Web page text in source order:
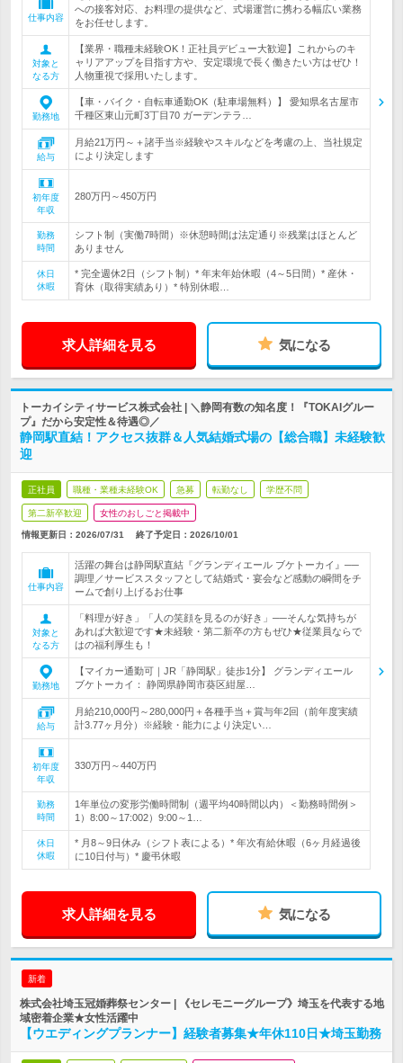
仕事内容
への接客対応、お料理の提供など、式場運営に携わる幅広い業務
をお任せします。
対象と
なる方
【業界・職種未経験OK！正社員デビュー大歓迎】これからのキ
ャリアアップを目指す方や、安定環境で長く働きたい方はぜひ！
人物重視で採用いたします。
勤務地
【車・バイク・自転車通勤OK（駐車場無料）】 愛知県名古屋市
千種区東山元町3丁目70 ガーデンテラ…
給与
月給21万円～＋諸手当※経験やスキルなどを考慮の上、当社規定
により決定します
初年度
年収
280万円～450万円
勤務
時間
シフト制（実働7時間）※休憩時間は法定通り※残業はほとんど
ありません
休日
休暇
* 完全週休2日（シフト制）* 年末年始休暇（4～5日間）* 産休・
育休（取得実績あり）* 特別休暇…
求人詳細を見る 気になる
トーカイシティサービス株式会社 | ＼静岡有数の知名度！『TOKAIグルー
プ』だから安定性＆待遇◎／
静岡駅直結！アクセス抜群＆人気結婚式場の【総合職】未経験歓
迎
正社員 職種・業種未経験OK 急募 転勤なし 学歴不問
第二新卒歓迎 女性のおしごと掲載中
情報更新日：2026/07/31 終了予定日： 2026/10/01
仕事内容
活躍の舞台は静岡駅直結『グランディエール ブケトーカイ』──
調理／サービススタッフとして結婚式・宴会など感動の瞬間をチ
ームで創り上げるお仕事
対象と
なる方
「料理が好き」「人の笑顔を見るのが好き」──そんな気持ちが
あれば大歓迎です★未経験・第二新卒の方もぜひ★従業員ならで
はの福利厚生も！
勤務地
【マイカー通勤可｜JR「静岡駅」徒歩1分】 グランディエール
ブケトーカイ： 静岡県静岡市葵区紺屋…
給与
月給210,000円～280,000円＋各種手当＋賞与年2回（前年度実績
計3.77ヶ月分）※経験・能力により決定い…
初年度
年収
330万円～440万円
勤務
時間
1年単位の変形労働時間制（週平均40時間以内）＜勤務時間例＞
1）8:00～17:002）9:00～1…
休日
休暇
* 月8～9日休み（シフト表による）* 年次有給休暇（6ヶ月経過後
に10日付与）* 慶弔休暇
求人詳細を見る 気になる
新着
株式会社埼玉冠婚葬祭センター | 《セレモニーグループ》埼玉を代表する地
域密着企業★女性活躍中
【ウエディングプランナー】経験者募集★年休110日★埼玉勤務